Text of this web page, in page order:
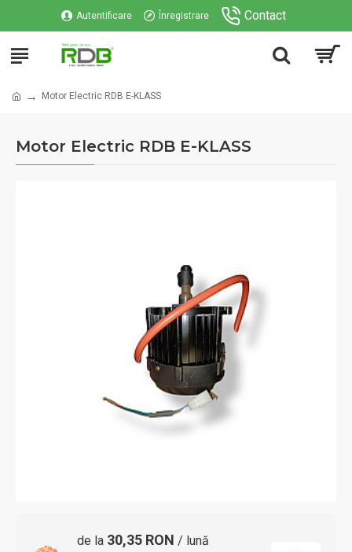
Autentificare Înregistrare Contact
Motor Electric RDB E-KLASS
Motor Electric RDB E-KLASS
de la 30,35 RON / lună